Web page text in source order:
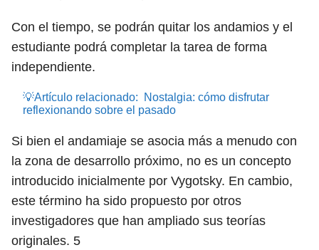
Con el tiempo, se podrán quitar los andamios y el
estudiante podrá completar la tarea de forma
independiente.
💡Artículo relacionado:
Nostalgia: cómo disfrutar
reflexionando sobre el pasado
Si bien el andamiaje se asocia más a menudo con
la zona de desarrollo próximo, no es un concepto
introducido inicialmente por Vygotsky. En cambio,
este término ha sido propuesto por otros
investigadores que han ampliado sus teorías
originales. 5